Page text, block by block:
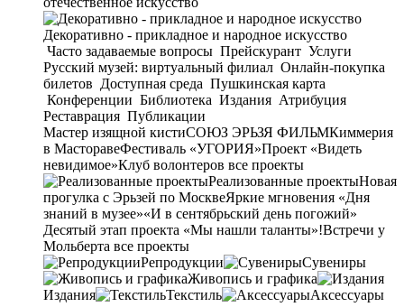
Декоративно - прикладное и народное искусство
Часто задаваемые вопросы Прейскурант Услуги
Русский музей: виртуальный филиал Онлайн-покупка
билетов Доступная среда Пушкинская карта
Конференции Библиотека Издания Атрибуция
Реставрация Публикации
Мастер изящной кистиСОЮЗ ЭРЬЗЯ ФИЛЬМКиммерия
в МасторавеФестиваль «УГОРИЯ»Проект «Видеть
невидимое»Клуб волонтеров все проекты
Реализованные проектыНовая
прогулка с Эрьзей по МосквеЯркие мгновения «Дня
знаний в музее»«И в сентябрьский день погожий»
Десятый этап проекта «Мы нашли таланты»!Встречи у
Мольберта все проекты
Репродукции
Сувениры
Живопись и графика
Издания
Текстиль Аксессуары